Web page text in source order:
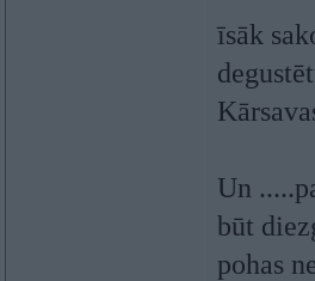
īsāk
Un
būt
pohas